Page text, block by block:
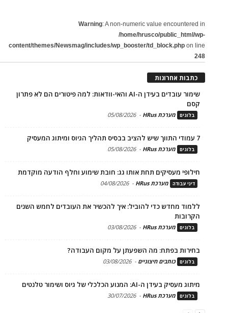
Warning: A non-numeric value encountered in
/home/hrusco/public_html/wp-
content/themes/Newsmag/includes/wp_booster/td_block.php on line
248
כתבות אחרונות
שימור עובדים בעידן ה-AI והאי-וודאות: למה פיטורים הם לא פתרון
קסם
בלוגים מערכת HRus -
05/08/2026
7 עמודי התווך שיש להציב בבסיס תהליך הגיוס ומיתוג המעסיק
בלוגים מערכת HRus -
05/08/2026
חילופי מעסיקים תחת אותו גג: חובת שימוע וחלף הודעה מוקדמת
דיני עבודה מערכת HRus -
04/08/2026
ללמוד מחדש כדי להוביל: איך להכשיר את העובדים לחמש השנים
הקרובות
בלוגים מערכת HRus -
03/08/2026
בחירות בפתח: מה השפעתן על מקום העבודה?
בלוגים כותבים חיצוניים -
03/08/2026
מיתוג מעסיק בעידן ה-AI: המנוע הכלכלי של גיוס ושימור טלנטים
בלוגים מערכת HRus -
30/07/2026